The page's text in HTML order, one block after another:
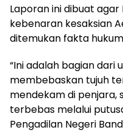
Laporan ini dibuat
kebenaran kesaksian
ditemukan fakta
“Ini adalah bagian dari
membebaskan tujuh
mendekam di penjara,
terbebas melalui
Pengadilan Negeri